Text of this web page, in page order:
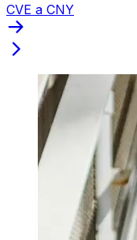
CVE a CNY